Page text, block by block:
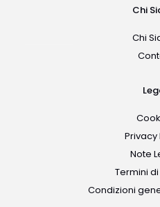
Chi
Chi
Privacy
Note
Termini
Condizioni